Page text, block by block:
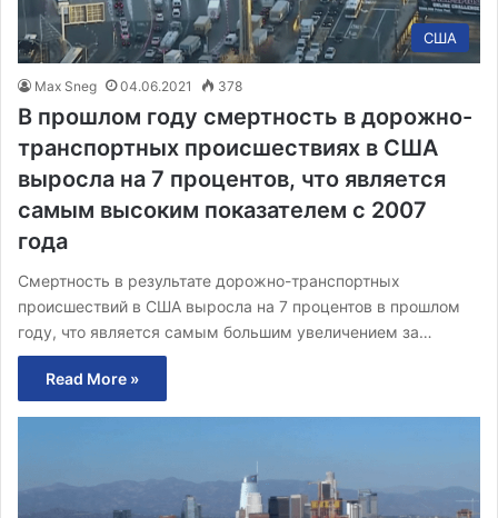
США
Max Sneg 04.06.2021 378
В прошлом году смертность в дорожно-
транспортных происшествиях в США
выросла на 7 процентов, что является
самым высоким показателем с 2007
года
Смертность в результате дорожно-транспортных
происшествий в США выросла на 7 процентов в прошлом
году, что является самым большим увеличением за…
Read More »